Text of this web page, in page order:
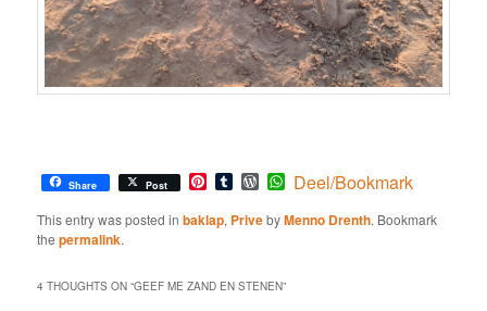
Share Post Pinterest
TumblrWordPress
WhatsApp
Deel/Bookmark
This entry was posted inbaklap, PrivebyMenno Drenth. Bookmark
thepermalink.
4 THOUGHTS ON “GEEF ME ZAND EN STENEN”